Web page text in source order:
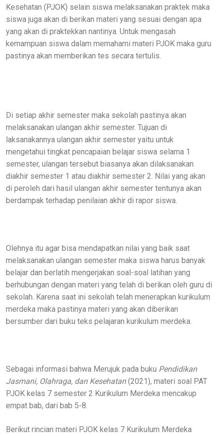
Kesehatan (PJOK) selain siswa melaksanakan praktek maka
siswa juga akan di berikan materi yang sesuai dengan apa
yang akan di praktekkan nantinya. Untuk mengasah
kemampuan siswa dalam memahami materi PJOK maka guru
pastinya akan memberikan tes secara tertulis.
Di setiap akhir semester maka sekolah pastinya akan
melaksanakan ulangan akhir semester. Tujuan di
laksanakannya ulangan akhir semester yaitu untuk
mengetahui tingkat pencapaian belajar siswa selama 1
semester, ulangan tersebut biasanya akan dilaksanakan
diakhir semester 1 atau diakhir semester 2. Nilai yang akan
di peroleh dari hasil ulangan akhir semester tentunya akan
berdampak terhadap penilaian akhir di rapor siswa.
Olehnya itu agar bisa mendapatkan nilai yang baik saat
melaksanakan ulangan semester maka siswa harus banyak
belajar dan berlatih mengerjakan soal-soal latihan yang
berhubungan dengan materi yang telah di berikan oleh guru di
sekolah. Karena saat ini sekolah telah menerapkan kurikulum
merdeka maka pastinya materi yang akan diberikan
bersumber dari buku teks pelajaran kurikulum merdeka.
Sebagai informasi bahwa Merujuk pada buku Pendidikan
Jasmani, Olahraga, dan Kesehatan(2021), materi soal PAT
PJOK kelas 7 semester 2 Kurikulum Merdeka mencakup
empat bab, dari bab 5-8.
Berikut rincian materi PJOK kelas 7 Kurikulum Merdeka